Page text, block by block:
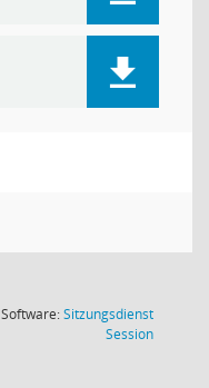
Software:Sitzungsdienst
Session(Wird in